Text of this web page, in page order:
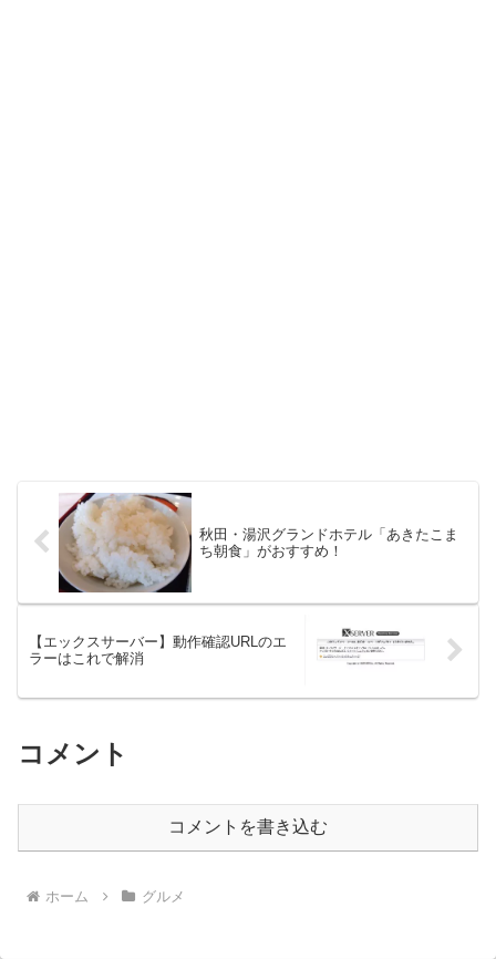
秋田・湯沢グランドホテル「あきたこま
ち朝食」がおすすめ！
【エックスサーバー】動作確認URLのエ
ラーはこれで解消
コメント
コメントを書き込む
ホーム グルメ